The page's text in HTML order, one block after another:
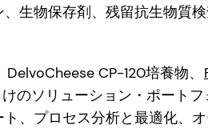
生物保存剤、残留抗生物質
CP-120培養物、
のソリューション・ポート
、プロセス分析と最適化、